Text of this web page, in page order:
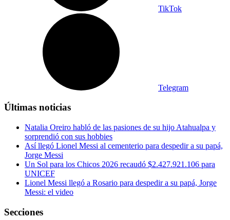
TikTok
Telegram
Últimas noticias
Natalia Oreiro habló de las pasiones de su hijo Atahualpa y
sorprendió con sus hobbies
Así llegó Lionel Messi al cementerio para despedir a su papá,
Jorge Messi
Un Sol para los Chicos 2026 recaudó $2.427.921.106 para
UNICEF
Lionel Messi llegó a Rosario para despedir a su papá, Jorge
Messi: el video
Secciones